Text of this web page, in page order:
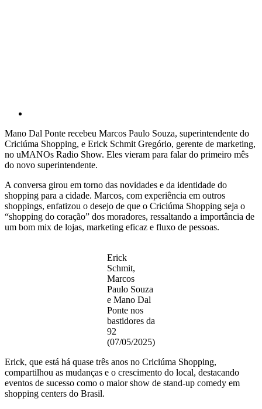
Mano Dal Ponte recebeu Marcos Paulo Souza, superintendente do
Criciúma Shopping, e Erick Schmit Gregório, gerente de marketing,
no uMANOs Radio Show. Eles vieram para falar do primeiro mês
do novo superintendente.
A conversa girou em torno das novidades e da identidade do
shopping para a cidade. Marcos, com experiência em outros
shoppings, enfatizou o desejo de que o Criciúma Shopping seja o
“shopping do coração” dos moradores, ressaltando a importância de
um bom mix de lojas, marketing eficaz e fluxo de pessoas.
Erick
Schmit,
Marcos
Paulo Souza
e Mano Dal
Ponte nos
bastidores da
92
(07/05/2025)
Erick, que está há quase três anos no Criciúma Shopping,
compartilhou as mudanças e o crescimento do local, destacando
eventos de sucesso como o maior show de stand-up comedy em
shopping centers do Brasil.